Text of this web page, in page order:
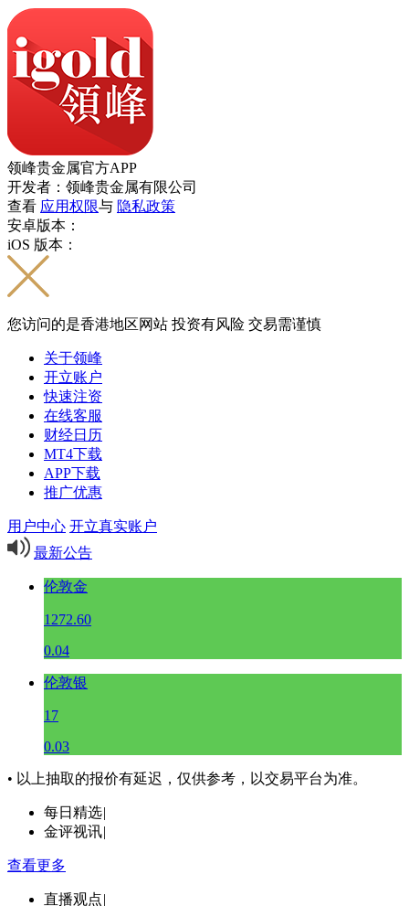
领峰贵金属官方APP
开发者：领峰贵金属有限公司
查看 应用权限与 隐私政策
安卓版本：
iOS 版本：
您访问的是香港地区网站 投资有风险 交易需谨慎
关于领峰
开立账户
快速注资
在线客服
财经日历
MT4下载
APP下载
推广优惠
用户中心 开立真实账户
最新公告
伦敦金
1272.60
0.04
伦敦银
17
0.03
• 以上抽取的报价有延迟，仅供参考，以交易平台为准。
每日精选|
金评视讯|
查看更多
直播观点|